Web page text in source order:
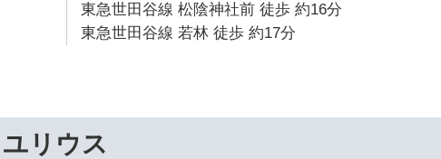
東急世田谷線 松陰神社前 徒歩 約16分
東急世田谷線 若林 徒歩 約17分
ユリウス